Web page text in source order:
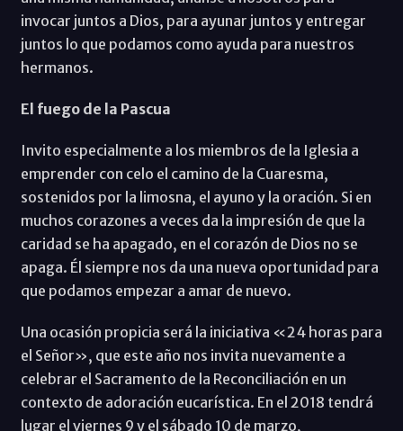
invocar juntos a Dios, para ayunar juntos y entregar
juntos lo que podamos como ayuda para nuestros
hermanos.
El fuego de la Pascua
Invito especialmente a los miembros de la Iglesia a
emprender con celo el camino de la Cuaresma,
sostenidos por la limosna, el ayuno y la oración. Si en
muchos corazones a veces da la impresión de que la
caridad se ha apagado, en el corazón de Dios no se
apaga. Él siempre nos da una nueva oportunidad para
que podamos empezar a amar de nuevo.
Una ocasión propicia será la iniciativa «24 horas para
el Señor», que este año nos invita nuevamente a
celebrar el Sacramento de la Reconciliación en un
contexto de adoración eucarística. En el 2018 tendrá
lugar el viernes 9 y el sábado 10 de marzo,